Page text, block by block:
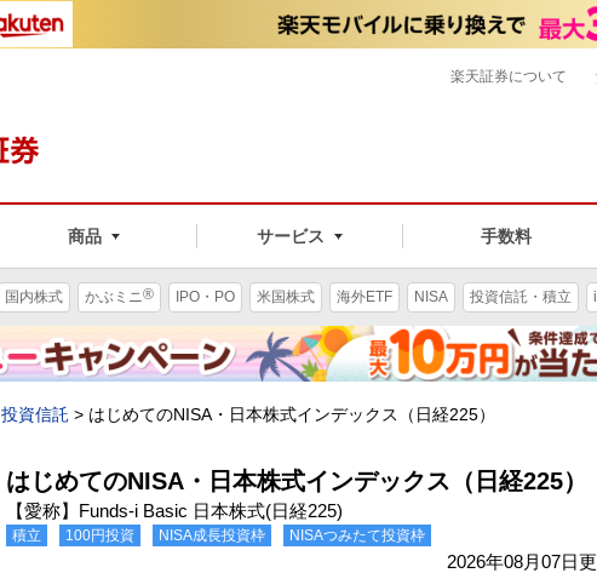
商品 サービス 手数料
楽天証券について
国内株式 かぶミニ® IPO・PO 米国株式 海外ETF NISA 投資信託・積立
投資信託 > はじめてのNISA・日本株式インデックス（日経225）
はじめてのNISA・日本株式インデックス（日経225）
【愛称】Funds-i Basic 日本株式(日経225)
積立 100円投資 NISA成長投資枠 NISAつみたて投資枠
2026年08月07日